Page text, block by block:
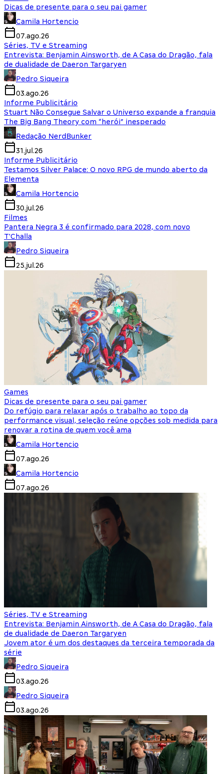
Dicas de presente para o seu pai gamer
Camila Hortencio
07.ago.26
Séries, TV e Streaming
Entrevista: Benjamin Ainsworth, de A Casa do Dragão, fala
de dualidade de Daeron Targaryen
Pedro Siqueira
03.ago.26
Informe Publicitário
Stuart Não Consegue Salvar o Universo expande a franquia
The Big Bang Theory com “herói” inesperado
Redação NerdBunker
31.jul.26
Informe Publicitário
Testamos Silver Palace: O novo RPG de mundo aberto da
Elementa
Camila Hortencio
30.jul.26
Filmes
Pantera Negra 3 é confirmado para 2028, com novo
T'Challa
Pedro Siqueira
25.jul.26
Games
Dicas de presente para o seu pai gamer
Do refúgio para relaxar após o trabalho ao topo da
performance visual, seleção reúne opções sob medida para
renovar a rotina de quem você ama
Camila Hortencio
07.ago.26
Camila Hortencio
07.ago.26
Séries, TV e Streaming
Entrevista: Benjamin Ainsworth, de A Casa do Dragão, fala
de dualidade de Daeron Targaryen
Jovem ator é um dos destaques da terceira temporada da
série
Pedro Siqueira
03.ago.26
Pedro Siqueira
03.ago.26